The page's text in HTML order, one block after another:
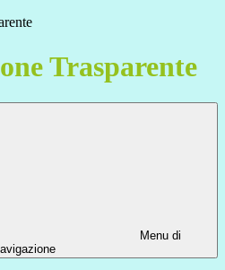
Trasparente
Menu di